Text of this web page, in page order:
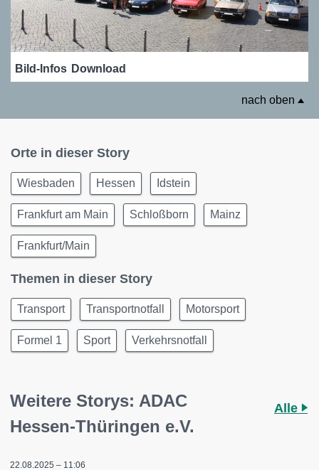
Bild-Infos Download
nach oben
Orte in dieser Story
Wiesbaden Hessen Idstein
Frankfurt am Main Schloßborn Mainz
Frankfurt/Main
Themen in dieser Story
Transport Transportnotfall Motorsport
Formel 1 Sport Verkehrsnotfall
Weitere Storys: ADAC
Hessen-Thüringen e.V.
Alle
22.08.2025 – 11:06